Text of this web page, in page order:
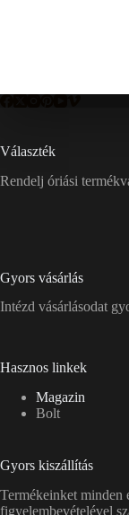
Választék
Rendelj óriási
Gyors vásárlás
Intézd vásárlásodat
Hasznos linkek
Magazin
Bolt
Gyors kiszállítás
Termékeinket minden
figyelembevételével